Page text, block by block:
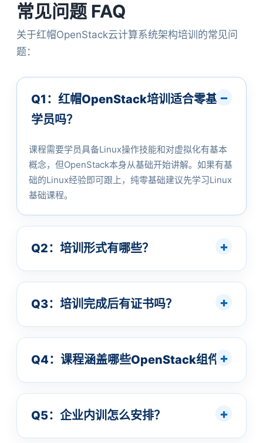
常见问题 FAQ
关于红帽OpenStack云计算系统架构培训的常见问
题：
Q1：红帽OpenStack培训适合零基础
学员吗？
课程需要学员具备Linux操作技能和对虚拟化有基本
概念，但OpenStack本身从基础开始讲解。如果有基
础的Linux经验即可跟上，纯零基础建议先学习Linux
基础课程。
Q2：培训形式有哪些？
Q3：培训完成后有证书吗？
Q4：课程涵盖哪些OpenStack组件？
Q5：企业内训怎么安排？